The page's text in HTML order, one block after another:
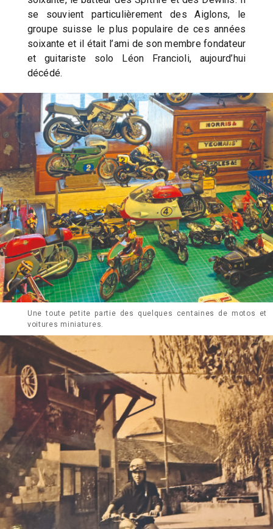
se souvient particulièrement des Aiglons, le
groupe suisse le plus populaire de ces années
soixante et il était l’ami de son membre fondateur
et guitariste solo Léon Francioli, aujourd’hui
décédé.
Une toute petite partie des quelques centaines de motos et
voitures miniatures.